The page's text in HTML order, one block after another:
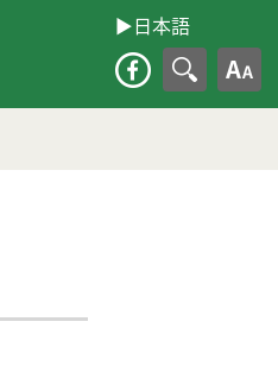
▶︎日本語